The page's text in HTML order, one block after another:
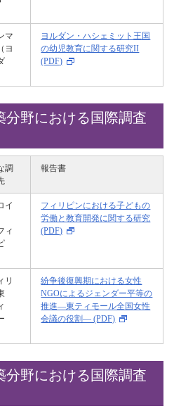
マ
ヨ
ヨルダン・ハシェミット王国
の幼児教育に関する研究II
(PDF)
分野における国際調査
調
報告書
イ
ィ
フィリピンにおける子どもの
労働と教育開発に関する研究
(PDF)
リ
紛争後復興期における女性
NGOによるジェンダー平等の
推進―東ティモール全国女性
会議の役割― (PDF)
分野における国際調査